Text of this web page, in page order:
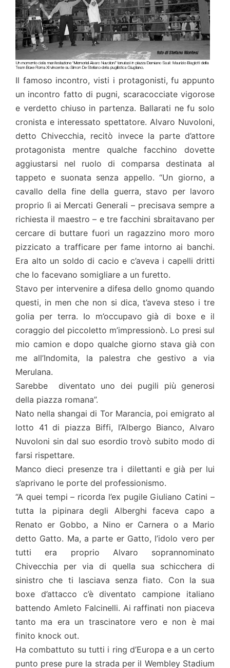
Il famoso incontro, visti i protagonisti, fu appunto
un incontro fatto di pugni, scaracocciate vigorose
e verdetto chiuso in partenza. Ballarati ne fu solo
cronista e interessato spettatore. Alvaro Nuvoloni,
detto Chivecchia, recitò invece la parte d’attore
protagonista mentre qualche facchino dovette
aggiustarsi nel ruolo di comparsa destinata al
tappeto e suonata senza appello. “Un giorno, a
cavallo della fine della guerra, stavo per lavoro
proprio lì ai Mercati Generali – precisava sempre a
richiesta il maestro – e tre facchini sbraitavano per
cercare di buttare fuori un ragazzino moro moro
pizzicato a trafficare per fame intorno ai banchi.
Era alto un soldo di cacio e c’aveva i capelli dritti
che lo facevano somigliare a un furetto.
Stavo per intervenire a difesa dello gnomo quando
questi, in men che non si dica, t’aveva steso i tre
golia per terra. Io m’occupavo già di boxe e il
coraggio del piccoletto m’impressionò. Lo presi sul
mio camion e dopo qualche giorno stava già con
me all’Indomita, la palestra che gestivo a via
Merulana.
Sarebbe diventato uno dei pugili più generosi
della piazza romana”.
Nato nella shangai di Tor Marancia, poi emigrato al
lotto 41 di piazza Biffi, l’Albergo Bianco, Alvaro
Nuvoloni sin dal suo esordio trovò subito modo di
farsi rispettare.
Manco dieci presenze tra i dilettanti e già per lui
s’aprivano le porte del professionismo.
“A quei tempi – ricorda l’ex pugile Giuliano Catini –
tutta la pipinara degli Alberghi faceva capo a
Renato er Gobbo, a Nino er Carnera o a Mario
detto Gatto. Ma, a parte er Gatto, l’idolo vero per
tutti era proprio Alvaro soprannominato
Chivecchia per via di quella sua schicchera di
sinistro che ti lasciava senza fiato. Con la sua
boxe d’attacco c’è diventato campione italiano
battendo Amleto Falcinelli. Ai raffinati non piaceva
tanto ma era un trascinatore vero e non è mai
finito knock out.
Ha combattuto su tutti i ring d’Europa e a un certo
punto prese pure la strada per il Wembley Stadium